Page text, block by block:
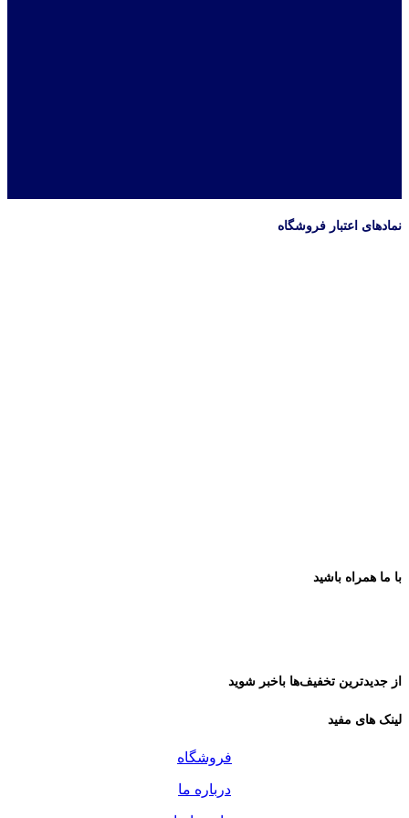
نمادهای اعتبار فروشگاه
با ما همراه باشید
از جدیدترین تخفیف‌ها باخبر شوید
لینک های مفید
فروشگاه
درباره ما